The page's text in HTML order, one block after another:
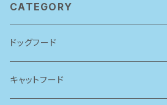
CATEGORY
ドッグフード
アーテミス(アガリクスI/S)
キャットフード